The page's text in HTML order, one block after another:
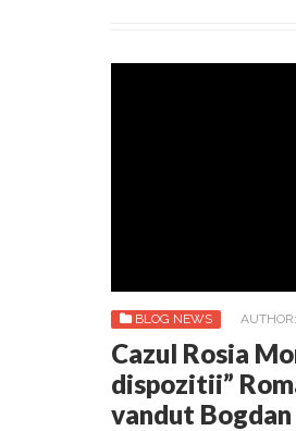
BLOG NEWS AUTHOR:
Cazul Rosia
dispozitii”
vandut Bogdan